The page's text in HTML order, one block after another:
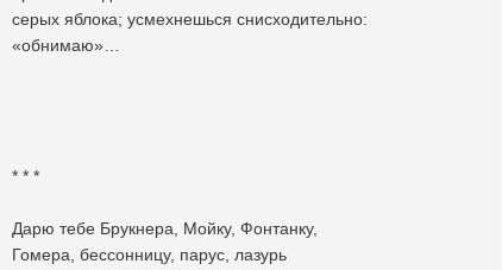
серых яблока; усмехнешься снисходительно:
«обнимаю»…
* * *
Дарю тебе Брукнера, Мойку, Фонтанку,
Гомера, бессонницу, парус, лазурь